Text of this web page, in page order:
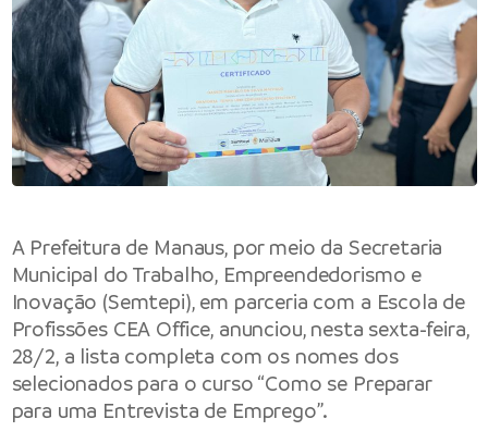
A Prefeitura de Manaus, por meio da Secretaria
Municipal do Trabalho, Empreendedorismo e
Inovação (Semtepi), em parceria com a Escola de
Profissões CEA Office, anunciou, nesta sexta-feira,
28/2, a lista completa com os nomes dos
selecionados para o curso “Como se Preparar
para uma Entrevista de Emprego”.